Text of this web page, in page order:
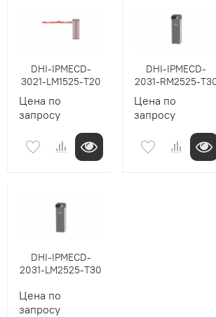
DHI-IPMECD-
3021-LM1525-T20
Цена по
запросу
DHI-IPMECD-
2031-RM2525-
Цена по
запросу
DHI-IPMECD-
2031-LM2525-T30
Цена по
запросу